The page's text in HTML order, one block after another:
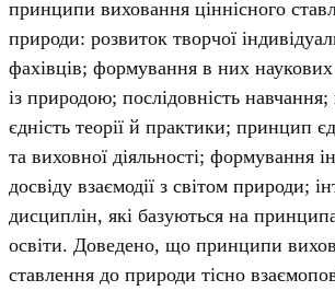
принципи виховання ціннісного
природи: розвиток творчої
фахівців; формування в них наукових
із природою; послідовність
єдність теорії й практики; принцип
та виховної діяльності; формування
досвіду взаємодії з світом природи;
дисциплін, які базуються на
освіти. Доведено, що принципи
ставлення до природи тісно